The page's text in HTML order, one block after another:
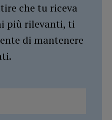
che tu riceva
più rilevanti, ti
di mantenere